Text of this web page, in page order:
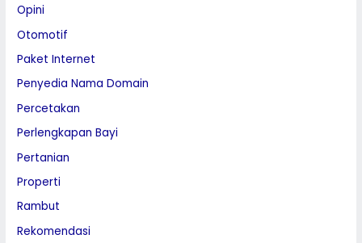
Opini
Otomotif
Paket Internet
Penyedia Nama Domain
Percetakan
Perlengkapan Bayi
Pertanian
Properti
Rambut
Rekomendasi